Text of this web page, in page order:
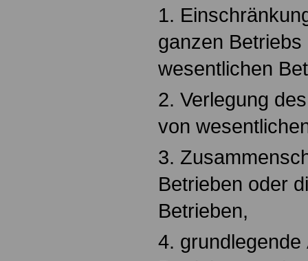
1.
ganzen
wesentlichen
2. Verlegung
von
3.
Betrieben oder
Betrieben,
4.